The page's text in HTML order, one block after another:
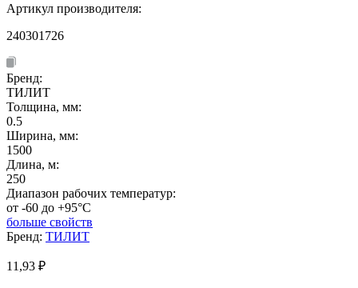
Артикул производителя:
240301726
Бренд:
ТИЛИТ
Толщина, мм:
0.5
Ширина, мм:
1500
Длина, м:
250
Диапазон рабочих температур:
от -60 до +95°C
больше свойств
Бренд: ТИЛИТ
11,93 ₽